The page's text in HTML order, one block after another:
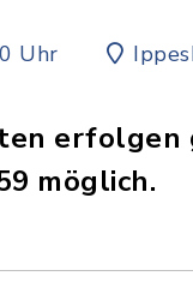
Uhr
möglich.